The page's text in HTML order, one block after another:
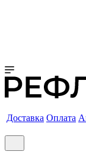
Доставка Оплата